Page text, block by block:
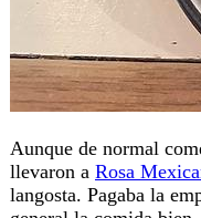
Aunque de normal
llevaron a Rosa
langosta. Pagaba la